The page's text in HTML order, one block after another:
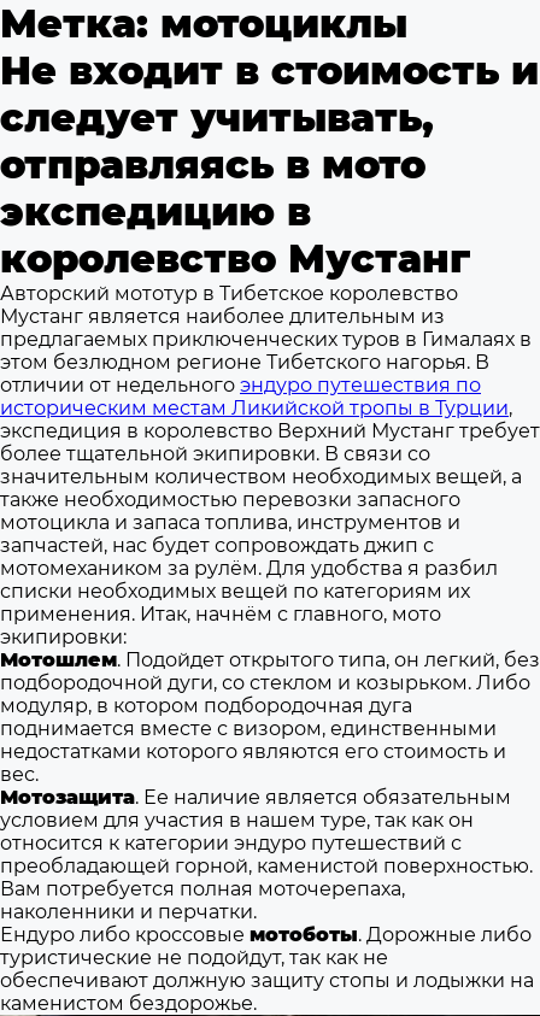
Метка: мотоциклы
Не входит в стоимость и
следует учитывать,
отправляясь в мото
экспедицию в
королевство Мустанг
Авторский мототур в Тибетское королевство
Мустанг является наиболее длительным из
предлагаемых приключенческих туров в Гималаях в
этом безлюдном регионе Тибетского нагорья. В
отличии от недельного эндуро путешествия по
историческим местам Ликийской тропы в Турции,
экспедиция в королевство Верхний Мустанг требует
более тщательной экипировки. В связи со
значительным количеством необходимых вещей, а
также необходимостью перевозки запасного
мотоцикла и запаса топлива, инструментов и
запчастей, нас будет сопровождать джип с
мотомехаником за рулём. Для удобства я разбил
списки необходимых вещей по категориям их
применения. Итак, начнём с главного, мото
экипировки:
Мотошлем. Подойдет открытого типа, он легкий, без
подбородочной дуги, со стеклом и козырьком. Либо
модуляр, в котором подбородочная дуга
поднимается вместе с визором, единственными
недостатками которого являются его стоимость и
вес.
Мотозащита. Ее наличие является обязательным
условием для участия в нашем туре, так как он
относится к категории эндуро путешествий с
преобладающей горной, каменистой поверхностью.
Вам потребуется полная моточерепаха,
наколенники и перчатки.
Ендуро либо кроссовые мотоботы. Дорожные либо
туристические не подойдут, так как не
обеспечивают должную защиту стопы и лодыжки на
каменистом бездорожье.